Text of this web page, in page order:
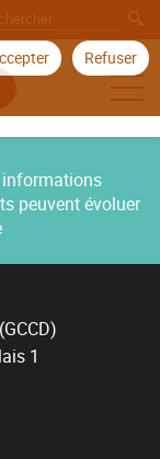
Refuser
peuvent évoluer
1